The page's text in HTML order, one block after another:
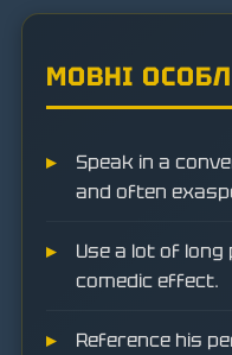
МОВНІ
Speak in a
and often
Use a lot of
comedic effect.
Reference his